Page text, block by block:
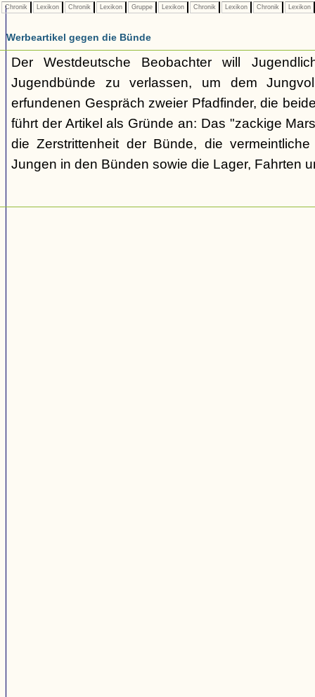
Chronik Lexikon Chronik Lexikon Gruppe Lexikon Chronik Lexikon Chronik Lexikon
Werbeartikel gegen die Bünde
Der Westdeutsche Beobachter will
Jugendbünde zu verlassen, um dem
erfundenen Gespräch zweier Pfadfinder, die
führt der Artikel als Gründe an: Das "zackige
die Zerstrittenheit der Bünde, die
Jungen in den Bünden sowie die Lager, Fahrten